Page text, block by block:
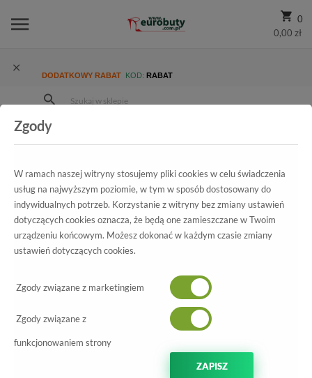
0
0,00 zł
DODATKOWY RABAT KOD: RABAT
Damskie
Szpilki Szpilki Sala 9228 1312
Wszystkie produkty
Szpilki Sala
9228 1312
Zgody
W ramach naszej witryny stosujemy pliki cookies w celu świadczenia
usług na najwyższym poziomie, w tym w sposób dostosowany do
indywidualnych potrzeb. Korzystanie z witryny bez zmiany ustawień
dotyczących cookies oznacza, że będą one zamieszczane w Twoim
urządzeniu końcowym. Możesz dokonać w każdym czasie zmiany
ustawień dotyczących cookies.
Zgody związane z marketingiem
Zgody związane z
funkcjonowaniem strony
ZAPISZ